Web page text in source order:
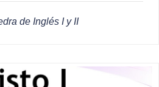
de Inglés I y II